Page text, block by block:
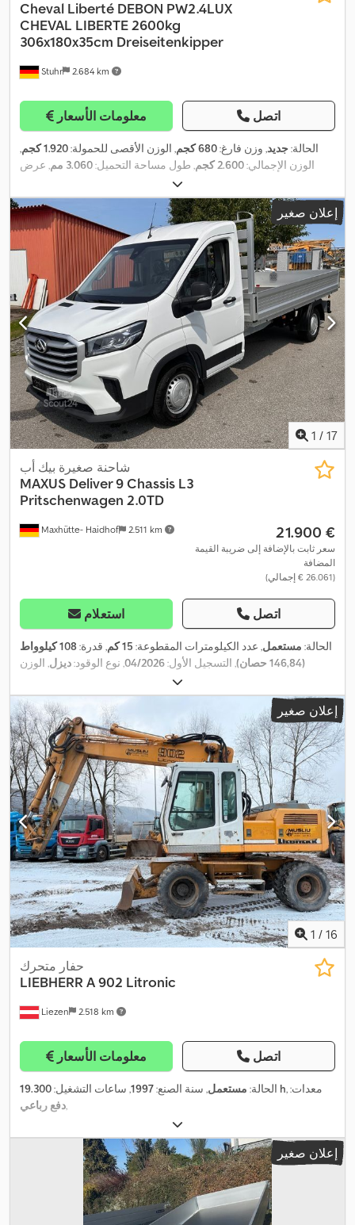
Stuhr 2.684 km
Cheval Liberté DEBON PW2.4LUX
CHEVAL LIBERTE 2600kg
306x180x35cm Dreiseitenkipper
معلومات الأسعار اتصل
الحالة:جديد, وزن فارغ:680 كجم , الوزن الأقصى للحمولة:1.920 كجم
,
الوزن الإجمالي:2.600 كجم , طول مساحة التحميل:3.060 مم
, عرض
, ارتفاع مساحة التحميل:
الإطار:165r13c,
إعلان صغير
1 / 17
Maxhütte- Haidhof 2.511 km
شاحنة صغيرة بيك أب
MAXUS Deliver 9 Chassis L3
Pritschenwagen 2.0TD
‏21.900 €
سعر ثابت بالإضافة إلى ضريبة القيمة
المضافة
(‏26.061 € إجمالي)
استعلام اتصل
الحالة: مستعمل, عدد الكيلومترات المقطوعة: 15 كم , قدرة:
108 كيلوواط
(146,84 حصان)
, التسجيل الأول:04/2026, نوع الوقود:ديزل, الوزن
, نوع التروس:
معدات:برنامج الثبات الإلكتروني (ESP), تكييف الهواء, قفل مركزي,
إعلان صغير
1 / 16
Liezen 2.518 km
حفار متحرك
LIEBHERR A 902 Litronic
معلومات الأسعار اتصل
الحالة: مستعمل, سنة الصنع:1997, ساعات التشغيل: 19.300 h , معدات:
دفع رباعي,
إعلان صغير